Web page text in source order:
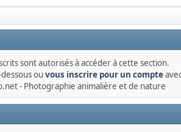
sont autorisés à accéder à cette section.
ou vous inscrire pour un compte
- Photographie animalière et de nature